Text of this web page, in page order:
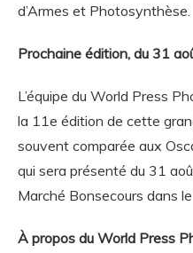
d’Armes et Photosynthèse.
Prochaine édition, du 31
L’équipe du World Press
la 11e édition de cette
souvent comparée aux
qui sera présenté du 31
Marché Bonsecours dans
À propos du World Press